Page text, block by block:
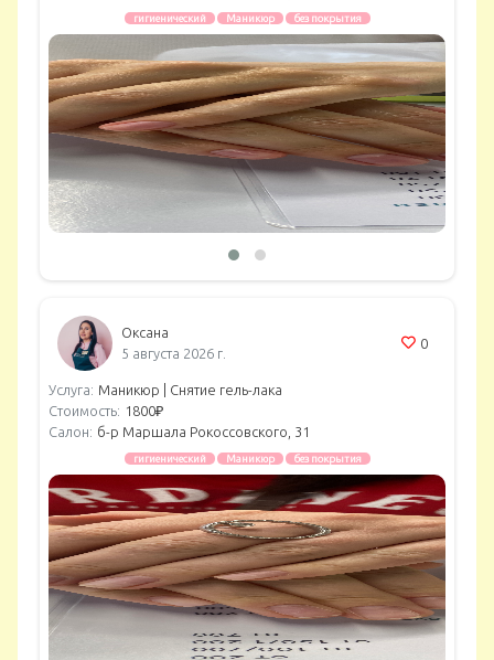
гигиенический Маникюр без покрытия
Оксана
5 августа 2026 г.
0
Услуга: Маникюр | Снятие гель-лака
Стоимость: 1800₽
Салон: б-р Маршала Рокоссовского, 31
гигиенический Маникюр без покрытия